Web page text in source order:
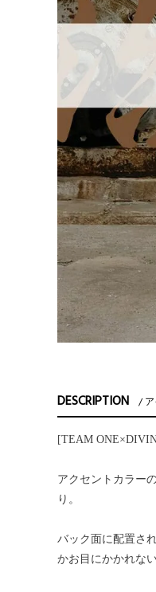
DESCRIPTION
[TEAM
アクセントカラー
り。
バック面に配置さ
かお目にかかれな